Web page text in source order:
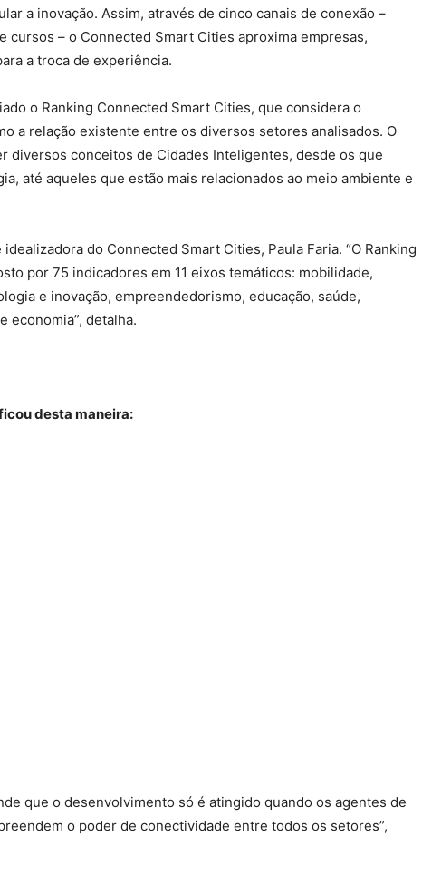
a inovação. Assim, através de cinco canais de conexão –
cursos – o Connected Smart Cities aproxima empresas,
a troca de experiência.
o Ranking Connected Smart Cities, que considera o
a relação existente entre os diversos setores analisados. O
diversos conceitos de Cidades Inteligentes, desde os que
até aqueles que estão mais relacionados ao meio ambiente e
idealizadora do Connected Smart Cities, Paula Faria. “O Ranking
por 75 indicadores em 11 eixos temáticos: mobilidade,
e inovação, empreendedorismo, educação, saúde,
economia”, detalha.
desta maneira:
que o desenvolvimento só é atingido quando os agentes de
o poder de conectividade entre todos os setores”,